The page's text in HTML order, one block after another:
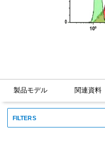
製品モデル 関連資料
FILTERS